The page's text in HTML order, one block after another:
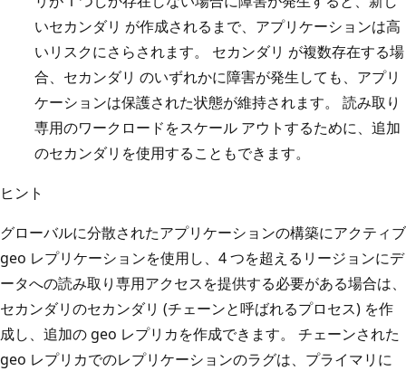
いセカンダリ が作成されるまで、アプリケーションは高
いリスクにさらされます。 セカンダリ が複数存在する場
合、セカンダリ のいずれかに障害が発生しても、アプリ
ケーションは保護された状態が維持されます。 読み取り
専用のワークロードをスケール アウトするために、追加
のセカンダリを使用することもできます。
ヒント
グローバルに分散されたアプリケーションの構築にアクティブ
geo レプリケーションを使用し、4 つを超えるリージョンにデ
ータへの読み取り専用アクセスを提供する必要がある場合は、
セカンダリのセカンダリ (チェーンと呼ばれるプロセス) を作
成し、追加の geo レプリカを作成できます。 チェーンされた
geo レプリカでのレプリケーションのラグは、プライマリに